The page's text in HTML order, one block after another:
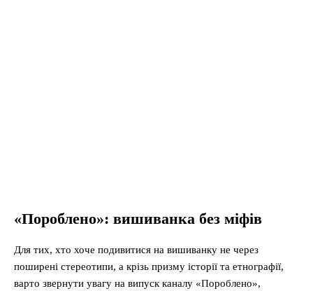
«Пороблено»: вишиванка без міфів
Для тих, хто хоче подивитися на вишиванку не через
поширені стереотипи, а крізь призму історії та етнографії,
варто звернути увагу на випуск каналу «Пороблено»,